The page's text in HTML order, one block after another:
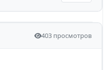
403 просмотров